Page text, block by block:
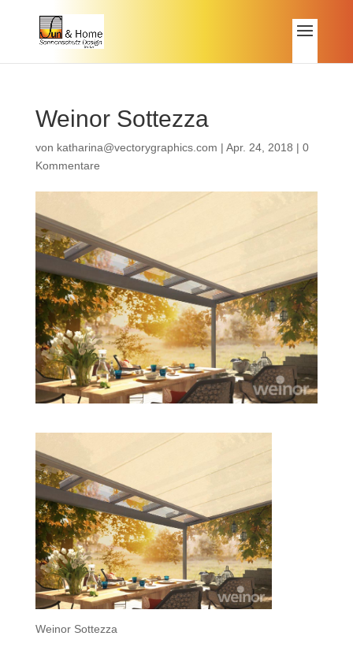
Weinor Sottezza
von katharina@vectorygraphics.com | Apr. 24, 2018 | 0
Kommentare
Weinor Sottezza